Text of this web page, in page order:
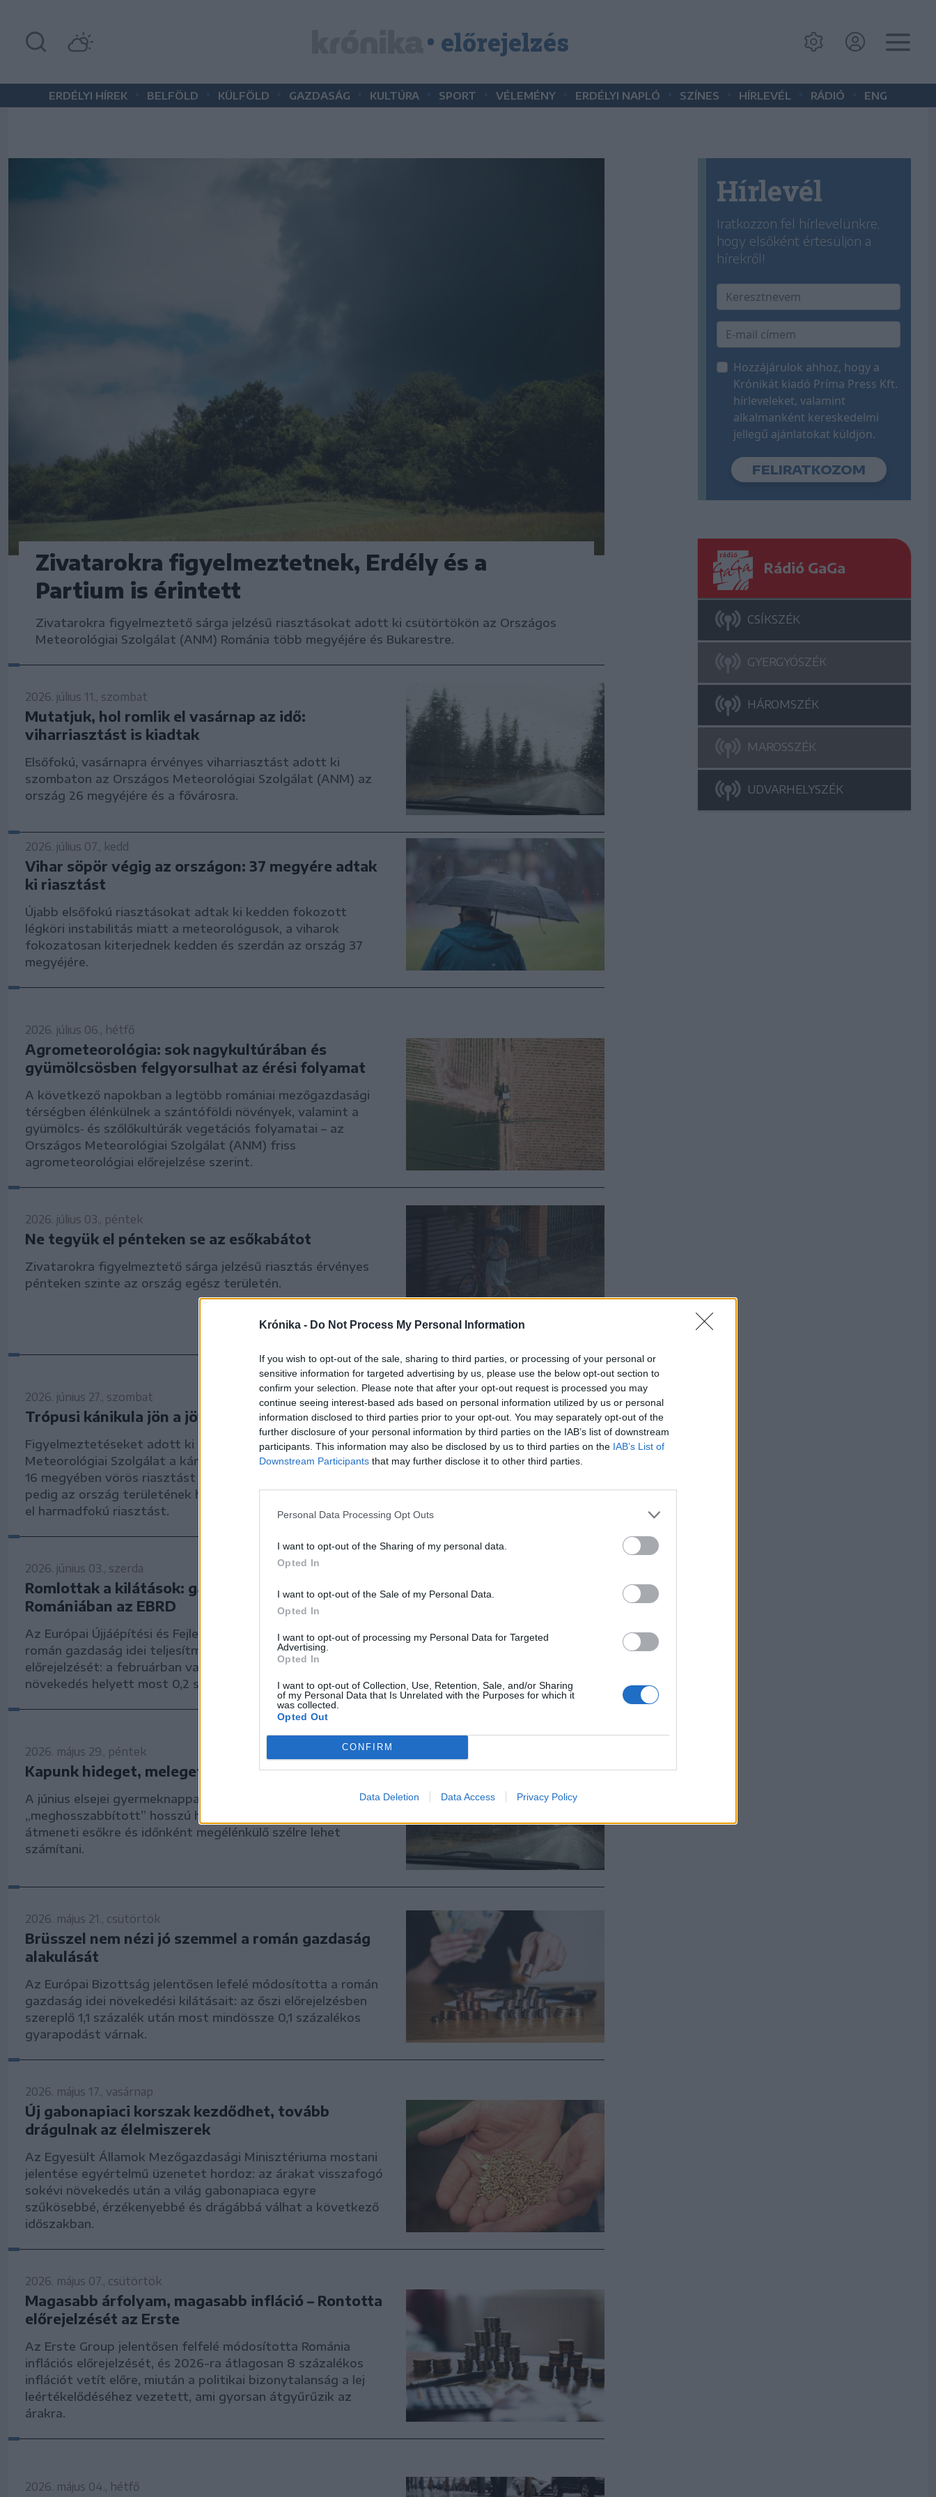
Krónika - Do Not Process My Personal Information
If you wish to opt-out of the sale, sharing to third parties, or processing of your personal or
sensitive information for targeted advertising by us, please use the below opt-out section to
confirm your selection. Please note that after your opt-out request is processed you may
continue seeing interest-based ads based on personal information utilized by us or personal
information disclosed to third parties prior to your opt-out. You may separately opt-out of the
further disclosure of your personal information by third parties on the IAB’s list of downstream
participants. This information may also be disclosed by us to third parties on the IAB’s List of
Downstream Participants that may further disclose it to other third parties.
Personal Data Processing Opt Outs
I want to opt-out of the Sharing of my personal data.
Opted In
I want to opt-out of the Sale of my Personal Data.
Opted In
I want to opt-out of processing my Personal Data for Targeted
Advertising.
Opted In
I want to opt-out of Collection, Use, Retention, Sale, and/or Sharing
of my Personal Data that Is Unrelated with the Purposes for which it
was collected.
Opted Out
CONFIRM
Data Deletion Data Access Privacy Policy
• előrejelzés
ERDÉLYI HÍREK BELFÖLD KÜLFÖLD GAZDASÁG KULTÚRA SPORT VÉLEMÉNY ERDÉLYI NAPLÓ SZÍNES HÍRLEVÉL RÁDIÓ ENG
Zivatarokra figyelmeztetnek, Erdély és a
Partium is érintett
Zivatarokra figyelmeztető sárga jelzésű riasztásokat adott ki csütörtökön az Országos
Meteorológiai Szolgálat (ANM) Románia több megyéjére és Bukarestre.
2026. július 11., szombat
Mutatjuk, hol romlik el vasárnap az idő:
viharriasztást is kiadtak
Elsőfokú, vasárnapra érvényes viharriasztást adott ki
szombaton az Országos Meteorológiai Szolgálat (ANM) az
ország 26 megyéjére és a fővárosra.
2026. július 07., kedd
Vihar söpör végig az országon: 37 megyére adtak
ki riasztást
Újabb elsőfokú riasztásokat adtak ki kedden fokozott
légköri instabilitás miatt a meteorológusok, a viharok
fokozatosan kiterjednek kedden és szerdán az ország 37
megyéjére.
2026. július 06., hétfő
Agrometeorológia: sok nagykultúrában és
gyümölcsösben felgyorsulhat az érési folyamat
A következő napokban a legtöbb romániai mezőgazdasági
térségben élénkülnek a szántóföldi növények, valamint a
gyümölcs‑ és szőlőkultúrák vegetációs folyamatai – az
Országos Meteorológiai Szolgálat (ANM) friss
agrometeorológiai előrejelzése szerint.
2026. július 03., péntek
Ne tegyük el pénteken se az esőkabátot
Zivatarokra figyelmeztető sárga jelzésű riasztás érvényes
pénteken szinte az ország egész területén.
2026. június 27., szombat
Trópusi kánikula jön a jövő héten
Figyelmeztetéseket adott ki szombaton az Országos
Meteorológiai Szolgálat a kánikula miatt. Vasárnap reggeltől
16 megyében vörös riasztást lép életbe, hétfőtől szerdáig
pedig az ország területének háromnegyed részére rendeltek
el harmadfokú riasztást.
2026. június 03., szerda
Romlottak a kilátások: gazdasági visszaesést vár
Romániában az EBRD
Az Európai Újjáépítési és Fejlesztési Bank (EBRD) rontotta a
román gazdaság idei teljesítményére vonatkozó
előrejelzését: a februárban valószínűsített 1,2 százalékos
növekedés helyett most 0,2 százalékos visszaesést vár.
2026. május 29., péntek
Kapunk hideget, meleget a hosszú hétvégén
A június elsejei gyermeknappal (és ortodox pünkösdhétfővel)
„meghosszabbított” hosszú hétvégén az ország nagy részén
átmeneti esőkre és időnként megélénkülő szélre lehet
számítani.
2026. május 21., csütörtök
Brüsszel nem nézi jó szemmel a román gazdaság
alakulását
Az Európai Bizottság jelentősen lefelé módosította a román
gazdaság idei növekedési kilátásait: az őszi előrejelzésben
szereplő 1,1 százalék után most mindössze 0,1 százalékos
gyarapodást várnak.
2026. május 17., vasárnap
Új gabonapiaci korszak kezdődhet, tovább
drágulnak az élelmiszerek
Az Egyesült Államok Mezőgazdasági Minisztériuma mostani
jelentése egyértelmű üzenetet hordoz: az árakat visszafogó
sokévi növekedés után a világ gabonapiaca egyre
szűkösebbé, érzékenyebbé és drágábbá válhat a következő
időszakban.
2026. május 07., csütörtök
Magasabb árfolyam, magasabb infláció – Rontotta
előrejelzését az Erste
Az Erste Group jelentősen felfelé módosította Románia
inflációs előrejelzését, és 2026-ra átlagosan 8 százalékos
inflációt vetít előre, miután a politikai bizonytalanság a lej
leértékelődéséhez vezetett, ami gyorsan átgyűrűzik az
árakra.
Hírlevél
Iratkozzon fel hírlevelünkre,
hogy elsőként értesüljön a
hírekről!
Hozzájárulok ahhoz, hogy a
Krónikát kiadó Príma Press Kft.
hírleveleket, valamint
alkalmanként kereskedelmi
jellegű ajánlatokat küldjön.
Rádió GaGa
CSÍKSZÉK
GYERGYÓSZÉK
HÁROMSZÉK
MAROSSZÉK
UDVARHELYSZÉK
2026. május 04., hétfő